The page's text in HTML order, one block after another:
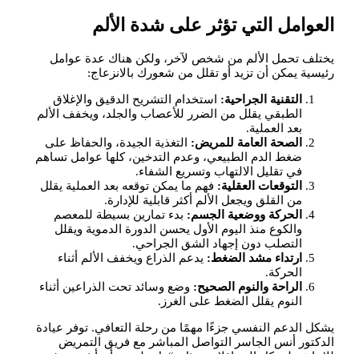
العوامل التي تؤثر على شدة الألم
يختلف تحمل الألم من شخص لآخر، ولكن هناك عدة عوامل
رئيسية يمكن أن تزيد أو تقلل من شعورك بالانزعاج:
التقنية الجراحية: استخدام التشريح الدقيق والإغلاق
الطبقي يقلل من الضرر للأعصاب والجلد، ويخفف الألم
بعد العملية.
الصحة العامة للمريض: التغذية الجيدة، والحفاظ على
ضغط الدم الطبيعي، وعدم التدخين، كلها عوامل تساهم
في تقليل الالتهاب وتسريع الشفاء.
التوقعات العقلية: فهم ما يمكن توقعه بعد العملية يقلل
من القلق ويجعل الألم أكثر قابلية للإدارة.
الحركة ووضعية الجسم: بدء تمارين بسيطة للمعصم
والكوع منذ اليوم الأول يحسن الدورة الدموية ويقلل
التصلب دون إجهاد الشق الجراحي.
ارتداء مشد الضغط: يدعم الذراع ويخفف الألم أثناء
الحركة.
الراحة والنوم الصحيح: وضع وسائد تحت الذراعين أثناء
النوم يقلل الضغط على الغرز.
يشكل الدعم النفسي جزءًا مهمًا من رحلة التعافي. توفر عيادة
الدكتور أنس الجاسر التواصل المباشر مع فريق التمريض